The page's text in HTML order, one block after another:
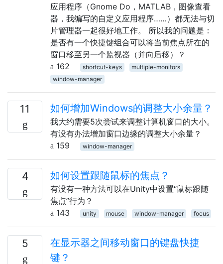
应用程序（Gnome Do，MATLAB，图像查看
器，我编写的自定义应用程序……）都无法与切
片管理器一起很好地工作。 所以我的问题是：
是否有一个快捷键组合可以将当前焦点所在的
窗口移至另一个监视器（并向后移）？
162
shortcut-keys
multiple-monitors
window-manager
11 如何增加Windows的调整大小余量？
我大约需要5次尝试来调整计算机窗口的大小。
有没有办法增加窗口边缘的调整大小余量？
159
window-manager
4 如何设置跟随鼠标的焦点？
有没有一种方法可以在Unity中设置“鼠标跟随
焦点”行为？
143
unity mouse window-manager focus
5
在显示器之间移动窗口的键盘快捷
键？